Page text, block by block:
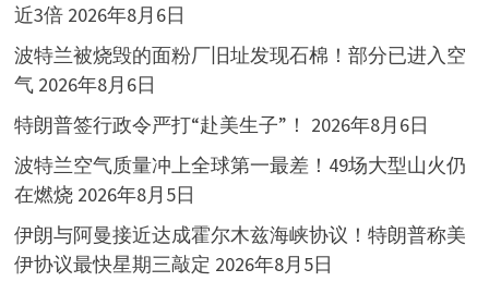
近3倍 2026年8月6日
波特兰被烧毁的面粉厂旧址发现石棉！部分已进入空
气 2026年8月6日
特朗普签行政令严打“赴美生子”！ 2026年8月6日
波特兰空气质量冲上全球第一最差！49场大型山火仍
在燃烧 2026年8月5日
伊朗与阿曼接近达成霍尔木兹海峡协议！特朗普称美
伊协议最快星期三敲定 2026年8月5日